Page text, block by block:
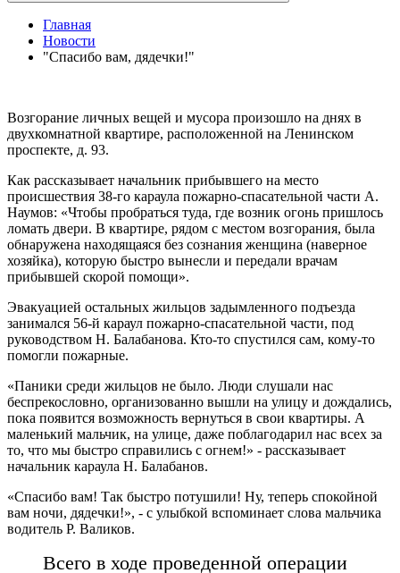
Главная
Новости
"Спасибо вам, дядечки!"
Возгорание личных вещей и мусора произошло на днях в
двухкомнатной квартире, расположенной на Ленинском
проспекте, д. 93.
Как рассказывает начальник прибывшего на место
происшествия 38-го караула пожарно-спасательной части А.
Наумов: «Чтобы пробраться туда, где возник огонь пришлось
ломать двери. В квартире, рядом с местом возгорания, была
обнаружена находящаяся без сознания женщина (наверное
хозяйка), которую быстро вынесли и передали врачам
прибывшей скорой помощи».
Эвакуацией остальных жильцов задымленного подъезда
занимался 56-й караул пожарно-спасательной части, под
руководством Н. Балабанова. Кто-то спустился сам, кому-то
помогли пожарные.
«Паники среди жильцов не было. Люди слушали нас
беспрекословно, организованно вышли на улицу и дождались,
пока появится возможность вернуться в свои квартиры. А
маленький мальчик, на улице, даже поблагодарил нас всех за
то, что мы быстро справились с огнем!» - рассказывает
начальник караула Н. Балабанов.
«Спасибо вам! Так быстро потушили! Ну, теперь спокойной
вам ночи, дядечки!», - с улыбкой вспоминает слова мальчика
водитель Р. Валиков.
Всего в ходе проведенной операции